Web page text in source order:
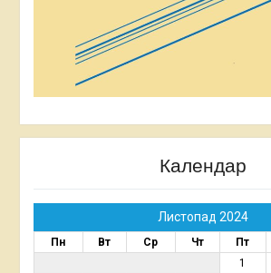
Календар
Листопад 2024
Пн Вт Ср Чт Пт
1